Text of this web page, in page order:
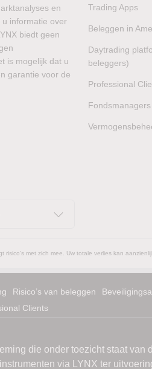
en
u informatie over
biedt geen
is mogelijk dat u
garantie voor de
Trading Apps
Beleggen in
Daytrading
beleggers)
Professional
Fondsmanagers
risico's met zich mee. Uw totale verlies kan
Risico’s van beleggen
Clients